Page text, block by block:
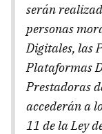
serán
personas
Digitales, las
Plataformas
Prestadoras
accederán a
11 de la Ley